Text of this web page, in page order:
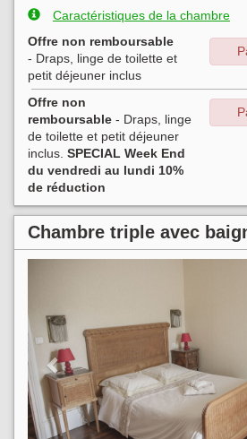
Caractéristiques de la chambre
Offre non remboursable
- Draps, linge de toilette et
petit déjeuner inclus
Offre non
remboursable - Draps, linge
de toilette et petit déjeuner
inclus. SPECIAL Week End
du vendredi au lundi 10%
de réduction
Chambre triple avec